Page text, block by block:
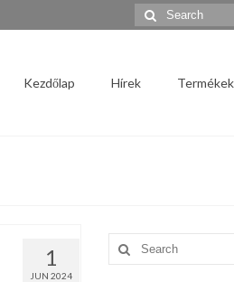
Search
for:
Kezdőlap Hírek Termékek
1
JUN 2024
Search
for: